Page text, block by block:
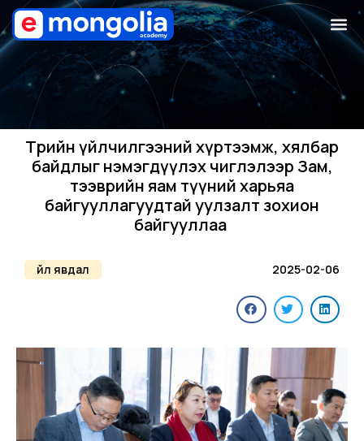
Төрийн үйлчилгээний хүртээмж, хялбар
байдлыг нэмэгдүүлэх чиглэлээр Зам,
тээврийн яам түүний харьяа
байгууллагуудтай уулзалт зохион
байгууллаа
Үйл явдал 2025-02-06